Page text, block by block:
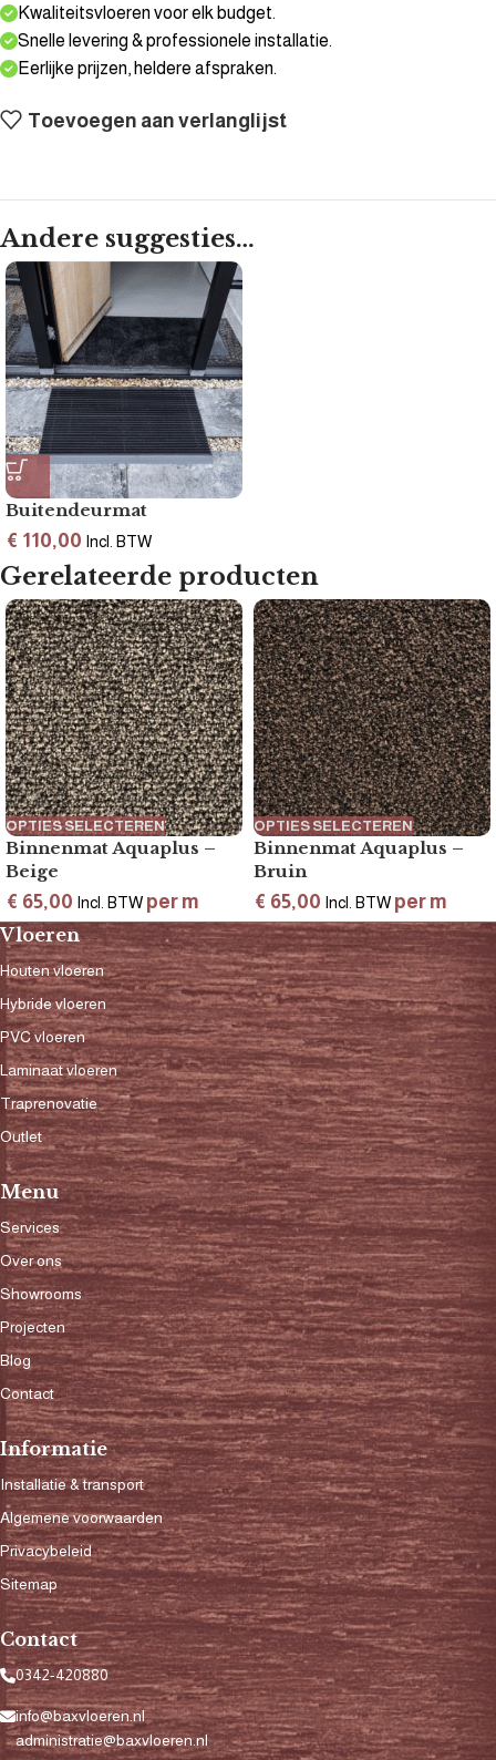
Kwaliteitsvloeren voor elk budget.
Snelle levering & professionele installatie.
Eerlijke prijzen, heldere afspraken.
Toevoegen aan verlanglijst
Andere suggesties…
Buitendeurmat
€ 110,00 Incl. BTW
Gerelateerde producten
OPTIES SELECTEREN
Binnenmat Aquaplus –
Beige
€ 65,00 Incl. BTW per m
OPTIES SELECTEREN
Binnenmat Aquaplus –
Bruin
€ 65,00 Incl. BTW per m
Vloeren
Houten vloeren
Hybride vloeren
PVC vloeren
Laminaat vloeren
Traprenovatie
Outlet
Menu
Services
Over ons
Showrooms
Projecten
Blog
Contact
Informatie
Installatie & transport
Algemene voorwaarden
Privacybeleid
Sitemap
Contact
0342-420880
info@baxvloeren.nl
administratie@baxvloeren.nl